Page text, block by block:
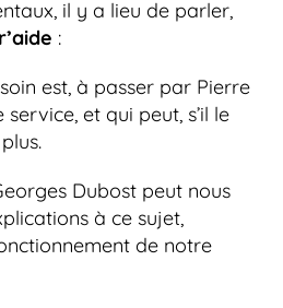
il y a lieu de parler,
:
est, à passer par Pierre
et qui peut, s’il le
Dubost peut nous
à ce sujet,
de notre